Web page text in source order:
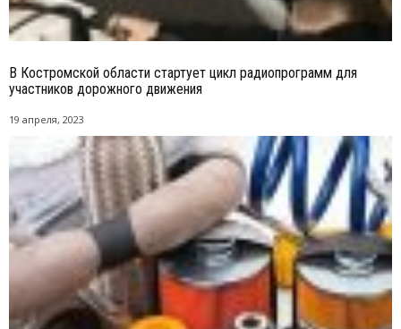
В Костромской области стартует цикл радиопрограмм для
участников дорожного движения
19 апреля, 2023